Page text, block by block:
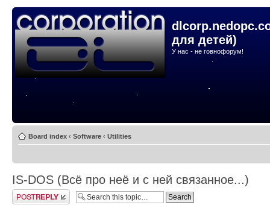
для детей)
У нас - не говнофорум!
Board index ‹ Software ‹ Utilities
IS-DOS (Всё про неё и с ней связанное...)
Post a reply